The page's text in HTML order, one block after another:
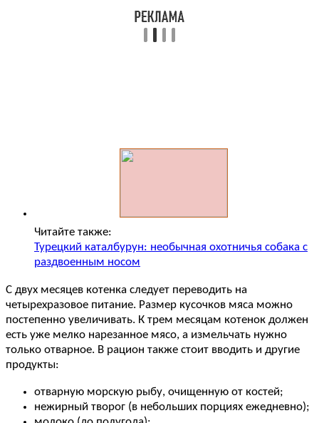
Читайте также:
Турецкий каталбурун: необычная охотничья собака с
раздвоенным носом
С двух месяцев котенка следует переводить на
четырехразовое питание. Размер кусочков мяса можно
постепенно увеличивать. К трем месяцам котенок должен
есть уже мелко нарезанное мясо, а измельчать нужно
только отварное. В рацион также стоит вводить и другие
продукты:
отварную морскую рыбу, очищенную от костей;
нежирный творог (в небольших порциях ежедневно);